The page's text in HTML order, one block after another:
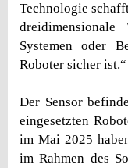
Technologie
Systemen oder
Roboter sicher ist.“
Der Sensor
eingesetzten
im Mai 2025
im Rahmen des